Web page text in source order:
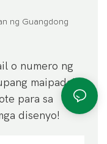
ng Guangdong
o numero ng
maipadala
para sa
disenyo!